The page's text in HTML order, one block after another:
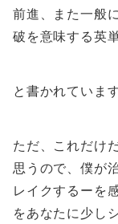
前進、また一般
破を意味する英
と書かれています
ただ、これだけ
思うので、僕が
レイクするーを
をあなたに少し